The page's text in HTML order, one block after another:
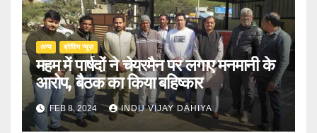
अन्य ब्रेकिंग न्यूज़
महम में पार्षदों ने चेयरमैन पर लगाए मनमानी के
आरोप, बैठक का किया बहिष्कार
FEB 8, 2024 INDU VIJAY DAHIYA